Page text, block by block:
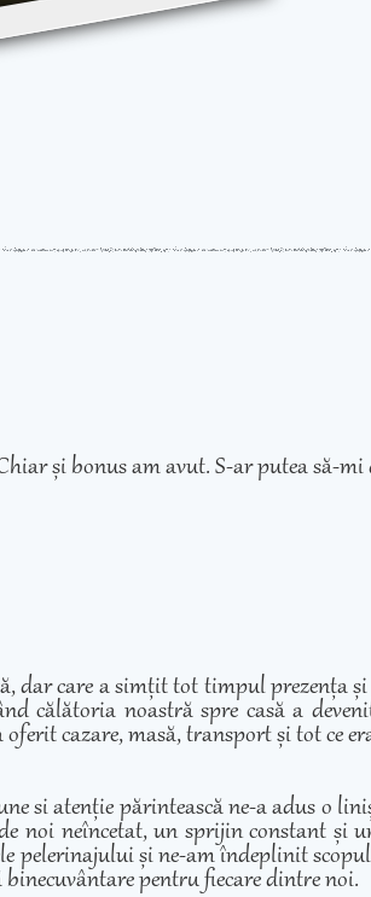
și bonus am avut. S-ar putea să-mi
dar care a simțit tot timpul prezența
noastră spre casă a
cazare, masă, transport și tot ce
si atenție părintească ne-a adus o
noi neîncetat, un sprijin constant și
și ne-am îndeplinit
pentru fiecare dintre noi.